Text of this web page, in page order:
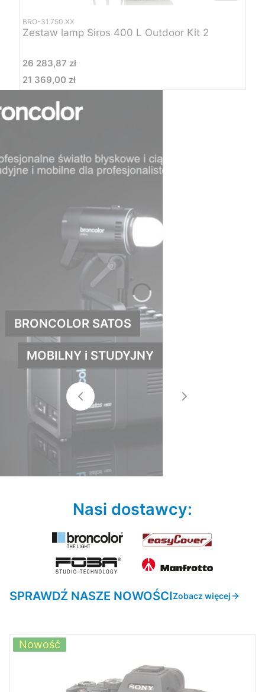
BRO-31.750.XX
Zestaw lamp Siros 400 L Outdoor Kit 2
Cena
26 283,87 zł
Cena
21 369,00 zł
BRONCOLOR SATOS
MOBILNY i STUDYJNY
Nasi dostawcy:
SPRAWDŹ NASZE NOWOŚCIZobacz więcej
Nowość